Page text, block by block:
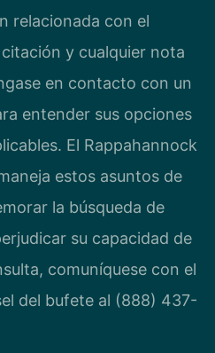
relacionada con el
y cualquier nota
en contacto con un
entender sus opciones
El Rappahannock
estos asuntos de
la búsqueda de
su capacidad de
comuníquese con el
del bufete al (888) 437-